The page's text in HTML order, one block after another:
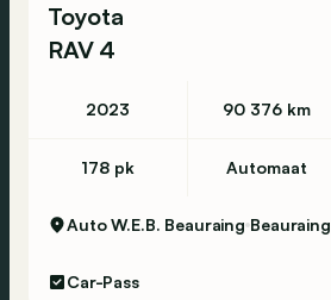
Toyota
RAV 4
2023 90 376 km
178 pk Automaat
Auto W.E.B. Beauraing Beauraing
Car-Pass